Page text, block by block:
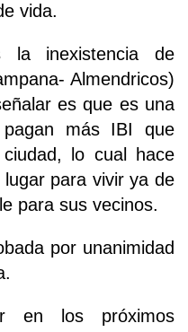
vida.
la inexistencia de
Almendricos)
es que es una
más IBI que
lo cual hace
para vivir ya de
para sus vecinos.
por unanimidad
en los próximos